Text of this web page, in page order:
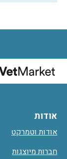
אודות
אודות וטמרקט
חברות מיוצגות